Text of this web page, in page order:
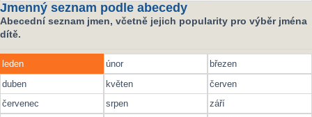
Jmenný seznam podle abecedy
Abecední seznam jmen, včetně jejich popularity pro výběr jména
dítě.
leden únor
březen
duben
květen
červen
červenec
srpen
září